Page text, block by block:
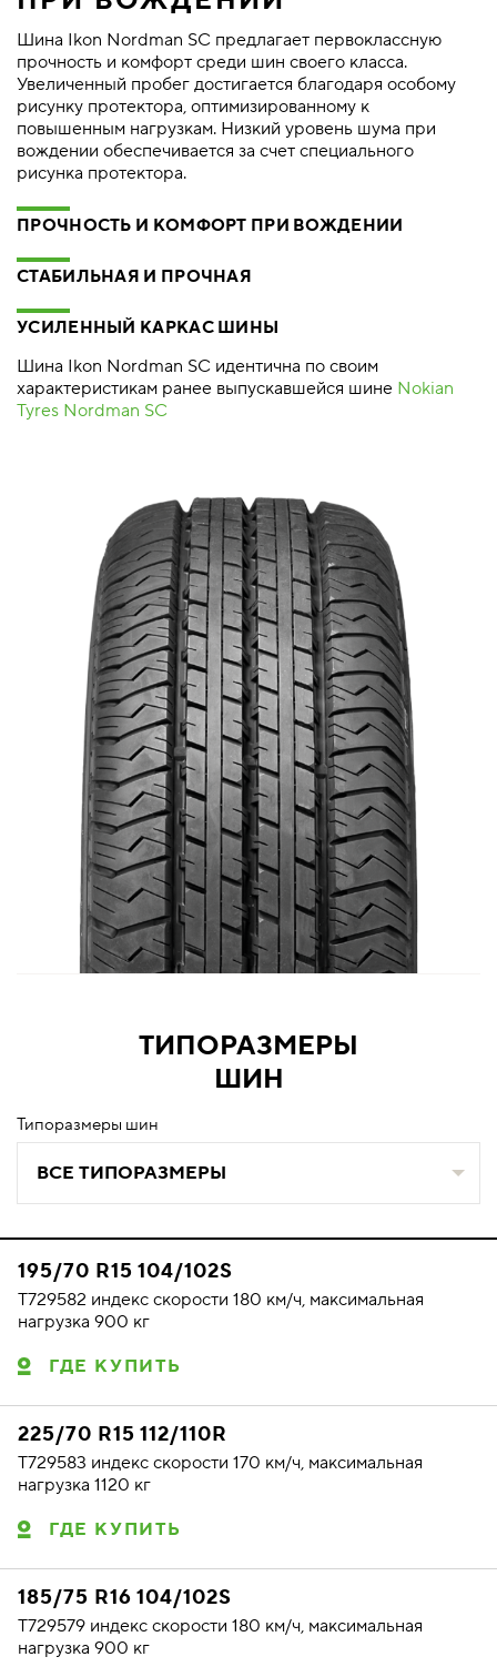
Шина Ikon Nordman SC предлагает первоклассную
прочность и комфорт среди шин своего класса.
Увеличенный пробег достигается благодаря особому
рисунку протектора, оптимизированному к
повышенным нагрузкам. Низкий уровень шума при
вождении обеспечивается за счет специального
рисунка протектора.
ПРОЧНОСТЬ И КОМФОРТ ПРИ ВОЖДЕНИИ
СТАБИЛЬНАЯ И ПРОЧНАЯ
УСИЛЕННЫЙ КАРКАС ШИНЫ
Шина Ikon Nordman SC идентична по своим
характеристикам ранее выпускавшейся шине Nokian
Tyres Nordman SC
ТИПОРАЗМЕРЫ
ШИН
Типоразмеры шин
ВСЕ ТИПОРАЗМЕРЫ
195/70 R15 104/102S
T729582 индекс скорости 180 км/ч, максимальная
нагрузка 900 кг
ГДЕ КУПИТЬ
225/70 R15 112/110R
T729583 индекс скорости 170 км/ч, максимальная
нагрузка 1120 кг
ГДЕ КУПИТЬ
185/75 R16 104/102S
T729579 индекс скорости 180 км/ч, максимальная
нагрузка 900 кг